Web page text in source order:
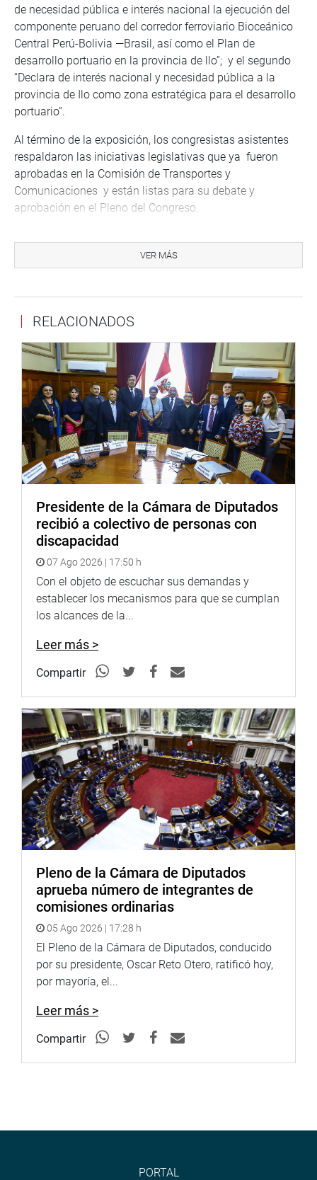
de necesidad pública e interés nacional la ejecución del
componente peruano del corredor ferroviario Bioceánico
Central Perú-Bolivia —Brasil, así como el Plan de
desarrollo portuario en la provincia de llo”; y el segundo
“Declara de interés nacional y necesidad pública a la
provincia de Ilo como zona estratégica para el desarrollo
portuario”.
Al término de la exposición, los congresistas asistentes
respaldaron las iniciativas legislativas que ya fueron
aprobadas en la Comisión de Transportes y
Comunicaciones y están listas para su debate y
aprobación en el Pleno del Congreso.
de Moquegua y presidente de la Autoridad Portuaria de
dicha región, Alberto Rodríguez Villanueva; el gobernador
También asistieron los congresistas Carlos Domínguez
Herrera, Úrsula Letona Pereyra, Marco Miyashiro Arashiro,
Guillermo Martorell Sobero, Juan del Águila Cárdenas,
Juan Yuyes Meza y Vicente Zeballos Salinas.
DESPACHO DE LA COMISIÓN
VER MÁS
RELACIONADOS
Presidente de la Cámara de Diputados
recibió a colectivo de personas con
discapacidad
07 Ago 2026 | 17:50 h
Con el objeto de escuchar sus demandas y
establecer los mecanismos para que se cumplan
los alcances de la...
Leer más >
Compartir
Pleno de la Cámara de Diputados
aprueba número de integrantes de
comisiones ordinarias
05 Ago 2026 | 17:28 h
El Pleno de la Cámara de Diputados, conducido
por su presidente, Oscar Reto Otero, ratificó hoy,
por mayoría, el...
Leer más >
Compartir
PORTAL